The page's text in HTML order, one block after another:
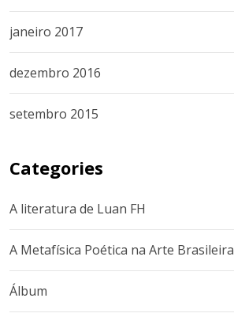
janeiro 2017
dezembro 2016
setembro 2015
Categories
A literatura de Luan FH
A Metafísica Poética na Arte Brasileira
Álbum